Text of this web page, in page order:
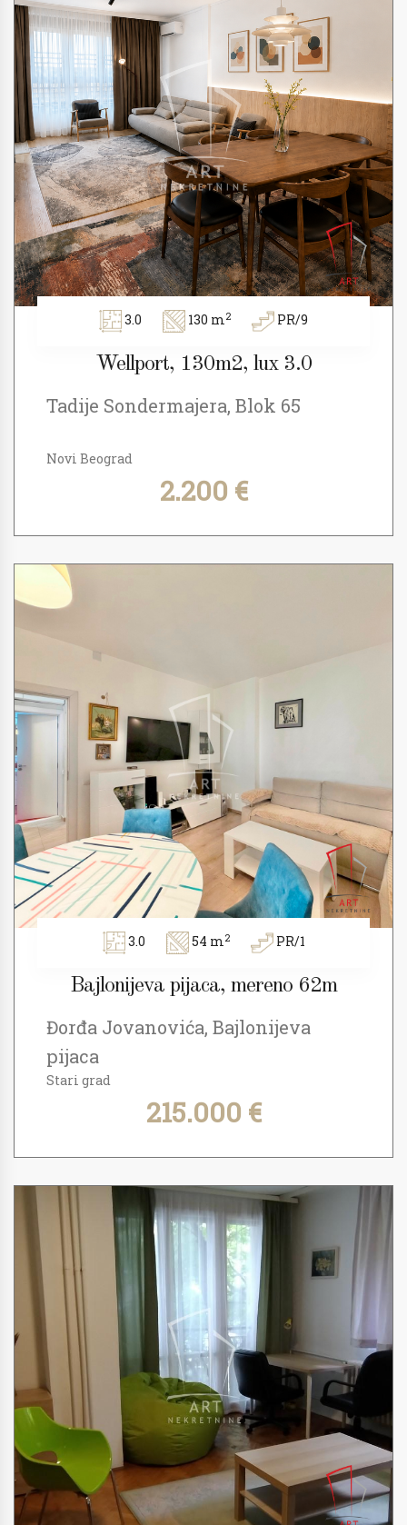
3.0 130 m2 PR/9
Wellport, 130m2, lux 3.0
Tadije Sondermajera, Blok 65
Novi Beograd
2.200 €
3.0 54 m2 PR/1
Bajlonijeva pijaca, mereno 62m
Đorđa Jovanovića, Bajlonijeva
pijaca
Stari grad
215.000 €